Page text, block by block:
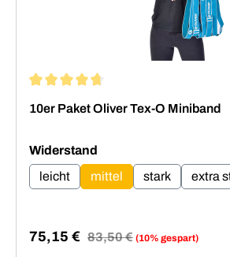
10er Paket Oliver Tex-O Miniband
Widerstand
leicht
mittel stark extra
Verkaufspreis:
75,15 € Regulärer Preis:
83,50 € (10% gespart)